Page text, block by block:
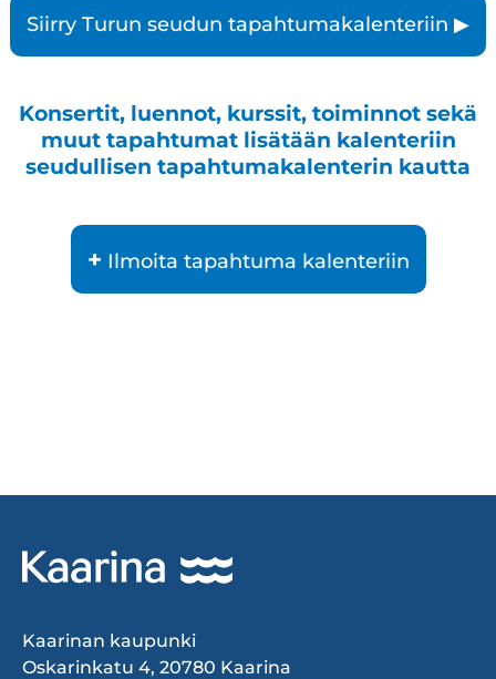
Siirry Turun seudun tapahtumakalenteriin ▶
Konsertit, luennot, kurssit, toiminnot sekä
muut tapahtumat lisätään kalenteriin
seudullisen tapahtumakalenterin kautta
+ Ilmoita tapahtuma kalenteriin
Kaarinan kaupunki
Oskarinkatu 4, 20780 Kaarina